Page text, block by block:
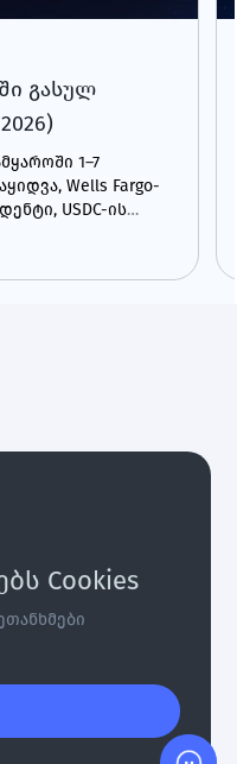
გასულ
1–7
Wells Fargo-
USDC-ის
Cookies